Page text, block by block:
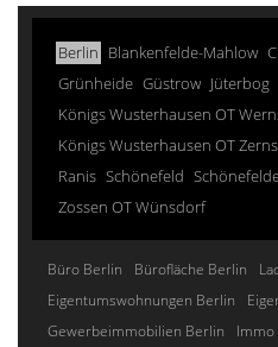
Berlin Blankenfelde-Mahlow
Grünheide Güstrow Jüterbog
Königs Wusterhausen OT
Königs Wusterhausen OT
Ranis Schönefeld
Zossen OT Wünsdorf
Büro Berlin Bürofläche Berlin
Eigentumswohnungen Berlin
Gewerbeimmobilien Berlin